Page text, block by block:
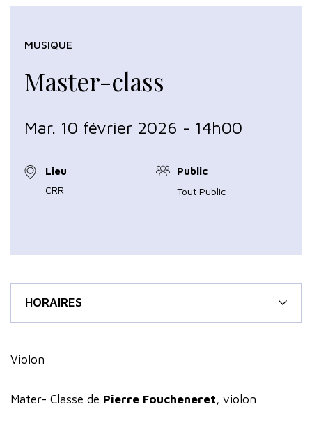
Master-class
MUSIQUE
Mar. 10 février 2026 - 14h00
Lieu
CRR
Public
Tout Public
HORAIRES
Violon
Mater- Classe de Pierre Foucheneret, violon